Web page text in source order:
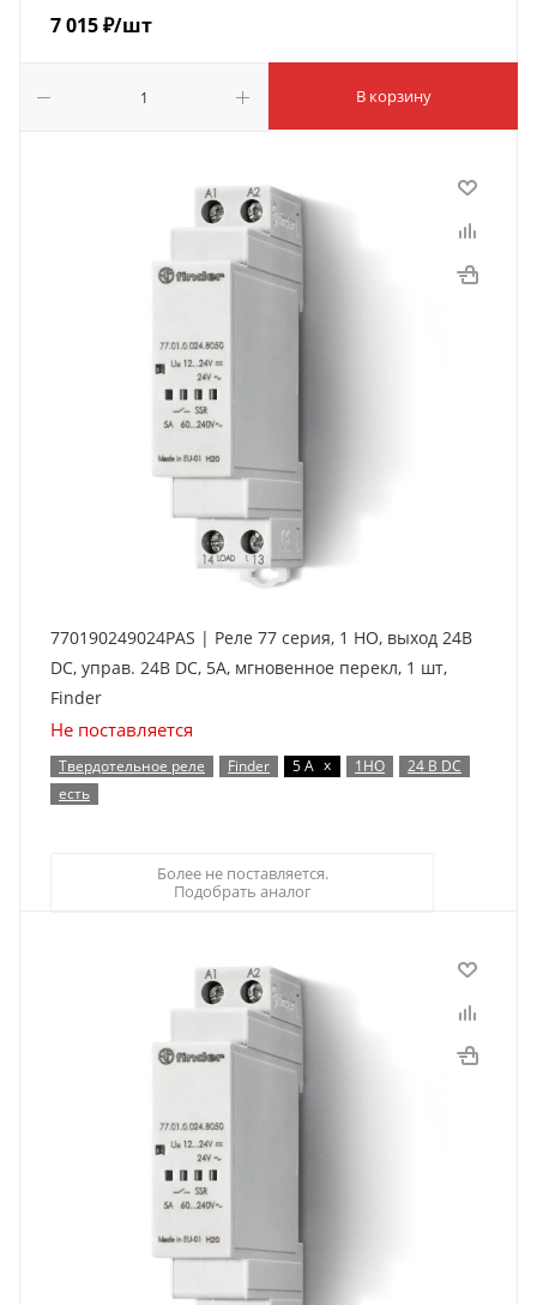
7 015₽/шт
В корзину
770190249024PAS | Реле 77 серия, 1 НО, выход 24В
DC, управ. 24В DC, 5А, мгновенное перекл, 1 шт,
Finder
Не поставляется
Твердотельное реле Finder 5 А x 1НО
24 В DC
есть
Более не поставляется.
Подобрать аналог